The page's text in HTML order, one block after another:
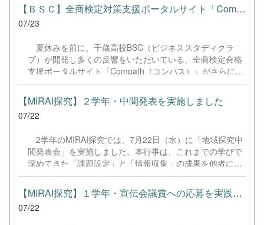
て動く姿が素晴らしい。異文化理解のマインドが自然と身
についている」と、賞賛の声をいただきました！ 教室の中
だけでなく、地域や世界という広いフィールドで本領を発
姿に、誇らしさでいっぱいです。 教養科生、どんどん外へ
飛び出そう！ その温かい心と行動力を磨き、世界を笑顔に
する魅力的な人材へ成長していく皆さんを応援していま
す！
【ＢＳＣ】全商検定対策支援ポータルサイト「Compath（コンパス）...
07/23
夏休みを前に、千歳高校BSC（ビジネススタディクラ
ブ）が開発し多くの反響をいただいている、全商検定合格
支援ポータルサイト『Compath（コンパス）』がさらにバ
ージョンアップいたしました。 今回もユーザーの皆様か
らいただいたアンケートのご意見をもとに、BSC部員のプ
ログラミングチームがデバッグ（不具合修正）から新機能
の実装までを行いました。今回のアップデートでは、ビジ
務分析・ビジネスコミュニケーションなど各ジャンルに及
ぶ計79件の更新プログラムを一挙にリリースしました。
具体的には、各検定問題数の大幅増加をはじめ、英語翻訳
機能の追加、フォント拡大など視認性の改善、SEO対策
（タグの最適化）によるサイト動作の快適化を実施しまし
た（SEO対策は全てのプログラムで更新しました）。今後
も生徒たちの技術と発想力でより学びやすいサイトへと進
【MIRAI探究】２学年・中間発表を実施しました
07/22
2学年のMIRAI探究では、7月22日（水）に「地域探究中
間発表会」を実施しました。本行事は、これまでの学びで
深めてきた「課題設定」と「情報収集」の成果を他者にプ
レゼンテーションし、質疑応答やフィードバックを通じて
論理の整合性や不足している情報を自覚し、夏季休業以降
の分析・実践プロセスを加速させることを目的としていま
す。 当日は地域貢献や観光プロモーション、商品開発、
【MIRAI探究】１学年・宣伝会議賞への応募を実践しました
07/22